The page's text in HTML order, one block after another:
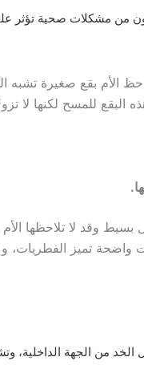
من مشكلات صحية تؤثر
الأم بقع صغيرة تشبه
البقع للمسح لكنها لا
وقد لا تلاحظها الأم
واضحة تميز الفطريات،
الخد من الجهة الداخلية،